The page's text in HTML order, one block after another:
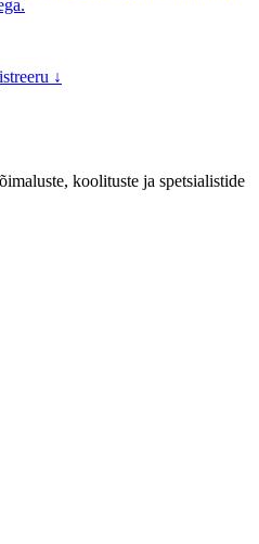
↓
koolituste ja spetsialistide